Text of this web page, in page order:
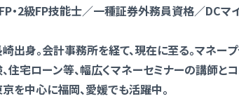
・2級FP技能士／一種証券外務員資格／DCマ
出身。会計事務所を経て、現在に至る。マネー
住宅ローン等、幅広くマネーセミナーの講師と
を中心に福岡、愛媛でも活躍中。